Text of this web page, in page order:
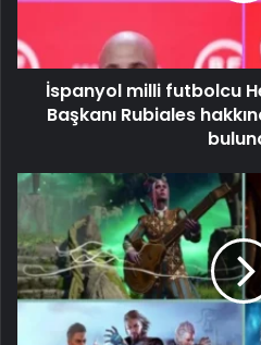
İspanyol milli futbolcu
Başkanı Rubiales